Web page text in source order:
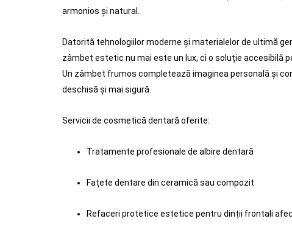
armonios și natural.
Datorită tehnologiilor moderne și materialelor de ultimă
zâmbet estetic nu mai este un lux, ci o soluție accesibilă
Un zâmbet frumos completează imaginea personală și
deschisă și mai sigură.
Servicii de cosmetică dentară oferite:
Tratamente profesionale de albire dentară
Fațete dentare din ceramică sau compozit
Refaceri protetice estetice pentru dinții frontali